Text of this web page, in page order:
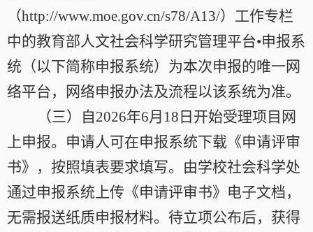
（http://www.moe.gov.cn/s78/A13/）工作专栏
中的教育部人文社会科学研究管理平台•申报系
统（以下简称申报系统）为本次申报的唯一网
络平台，网络申报办法及流程以该系统为准。
（三）自2026年6月 18 日开始受理项目网
上申报。申请人可在申报系统下载《申请评审
书》，按照填表要求填写。由学校社会科学处
通过申报系统上传《申请评审书》电子文档，
无需报送纸质申报材料。待立项公布后，获得